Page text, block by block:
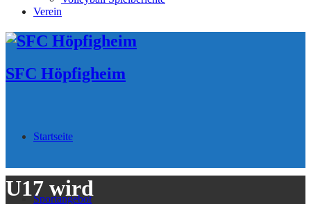
Verein
SFC Höpfigheim
Startseite
Sportangebot
U17 wird